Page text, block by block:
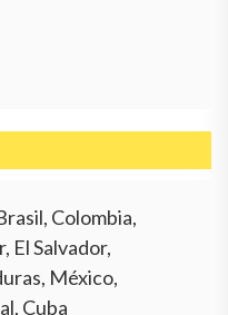
Colombia,
El Salvador,
México,
Cuba